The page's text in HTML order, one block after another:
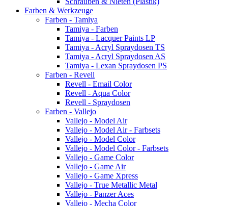
Farben & Werkzeuge
Farben - Tamiya
Tamiya - Farben
Tamiya - Lacquer Paints LP
Tamiya - Acryl Spraydosen TS
Tamiya - Acryl Spraydosen AS
Tamiya - Lexan Spraydosen PS
Farben - Revell
Revell - Email Color
Revell - Aqua Color
Revell - Spraydosen
Farben - Vallejo
Vallejo - Model Air
Vallejo - Model Air - Farbsets
Vallejo - Model Color
Vallejo - Model Color - Farbsets
Vallejo - Game Color
Vallejo - Game Air
Vallejo - Game Xpress
Vallejo - True Metallic Metal
Vallejo - Panzer Aces
Vallejo - Mecha Color